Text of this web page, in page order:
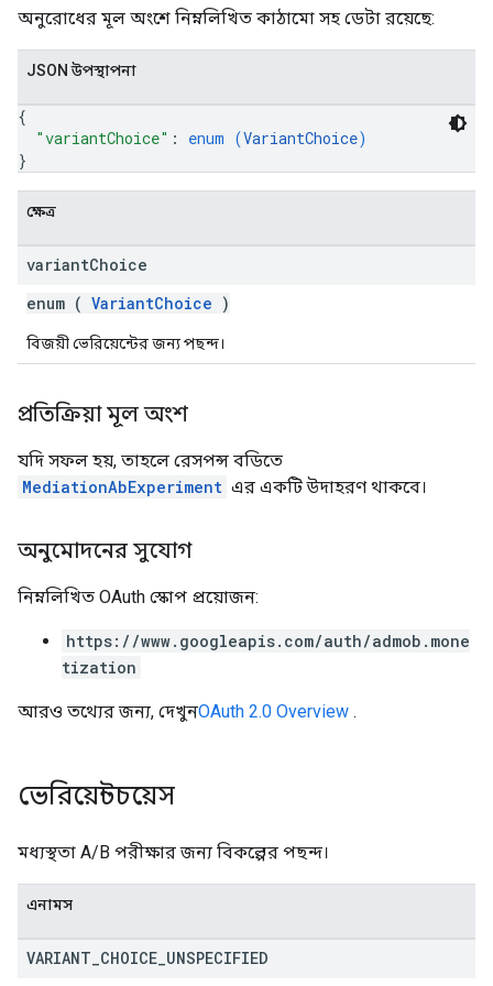
অনুরোধের মূল অংশে নিম্নলিখিত কাঠামো সহ ডেটা রয়েছে:
JSON উপস্থাপনা
{
"variantChoice" : enum (VariantChoice)
}
ক্ষেত্র
variantChoice
enum ( VariantChoice )
বিজয়ী ভেরিয়েন্টের জন্য পছন্দ।
প্রতিক্রিয়া মূল অংশ
যদি সফল হয়, তাহলে রেসপন্স বডিতে
MediationAbExperiment এর একটি উদাহরণ থাকবে।
অনুমোদনের সুযোগ
নিম্নলিখিত OAuth স্কোপ প্রয়োজন:
https://www.googleapis.com/auth/admob.mone
tization
আরও তথ্যের জন্য, দেখুনOAuth 2.0 Overview .
ভেরিয়েন্টচয়েস
মধ্যস্থতা A/B পরীক্ষার জন্য বিকল্পের পছন্দ।
এনামস
VARIANT CHOICE UNSPECIFIED